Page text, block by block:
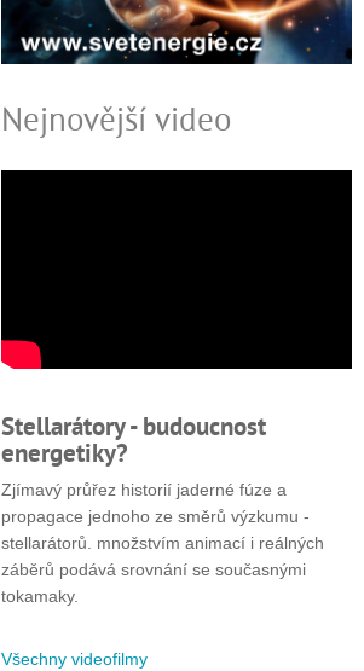
Nejnovější video
Stellarátory - budoucnost
energetiky?
Zjímavý průřez historií jaderné fúze a
propagace jednoho ze směrů výzkumu -
stellarátorů. množstvím animací i reálných
záběrů podává srovnání se současnými
tokamaky.
Všechny videofilmy